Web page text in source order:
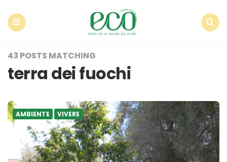
43 POSTS MATCHING
terra dei fuochi
AMBIENTE VIVERE